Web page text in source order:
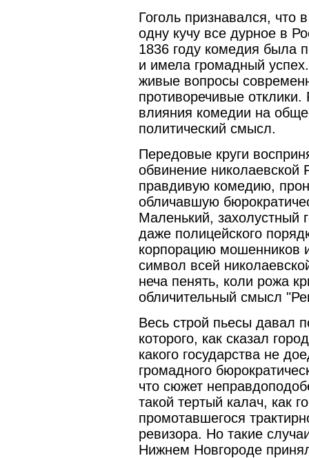
Гоголь признавался, что
одну кучу все дурное в
1836 году комедия была
и имела громадный
живые вопросы
противоречивые
влияния комедии на
политический смысл.
Передовые круги
обвинение николаевской
правдивую комедию,
обличавшую
Маленький, захолустный
даже полицейского
корпорацию мошенников
символ всей
неча пенять, коли рожа
обличительный смысл
Весь строй пьесы давал
которого, как сказал
какого государства не
громадного
что сюжет
такой тертый калач, как
промотавшегося
ревизора. Но такие
Нижнем Новгороде